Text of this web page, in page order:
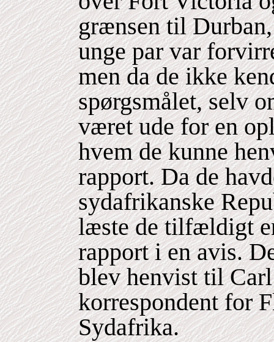
grænsen til
unge par var
men da de ikke
spørgsmålet, selv
været ude for en
hvem de kunne
rapport. Da de
sydafrikanske
læste de tilfældigt
rapport i en avis.
blev henvist til
korrespondent for
Sydafrika.